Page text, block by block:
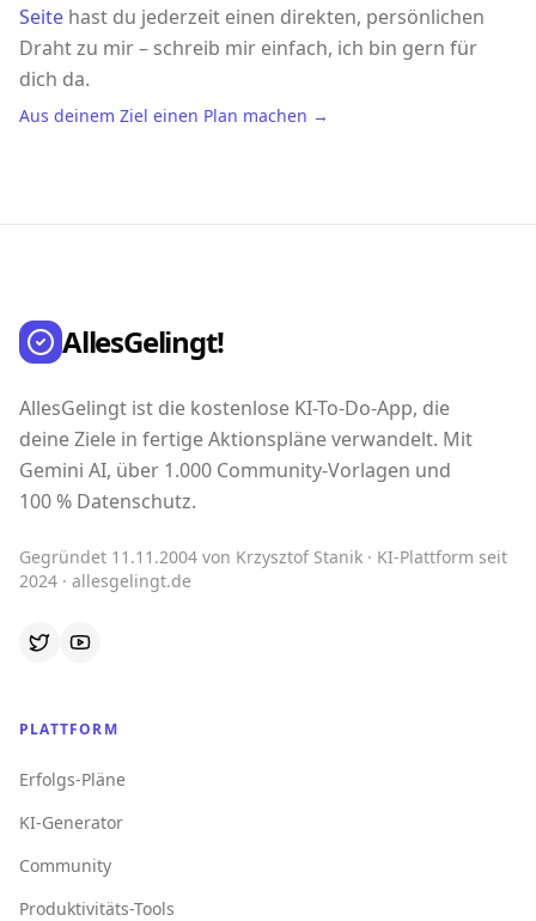
Seite hast du jederzeit einen direkten, persönlichen
Draht zu mir – schreib mir einfach, ich bin gern für
dich da.
Aus deinem Ziel einen Plan machen →
AllesGelingt!
AllesGelingt ist die kostenlose KI-To-Do-App, die
deine Ziele in fertige Aktionspläne verwandelt. Mit
Gemini AI, über 1.000 Community-Vorlagen und
100 % Datenschutz.
Gegründet 11.11.2004 von Krzysztof Stanik · KI-Plattform seit
2024 · allesgelingt.de
PLATTFORM
Erfolgs-Pläne
KI-Generator
Community
Produktivitäts-Tools